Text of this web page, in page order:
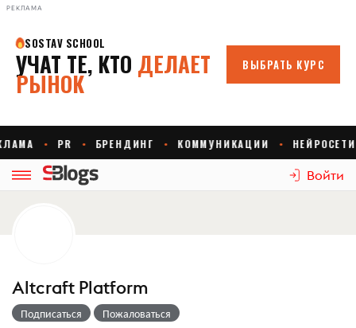
РЕКЛАМА
Войти
Altcraft Platform
Подписаться Пожаловаться